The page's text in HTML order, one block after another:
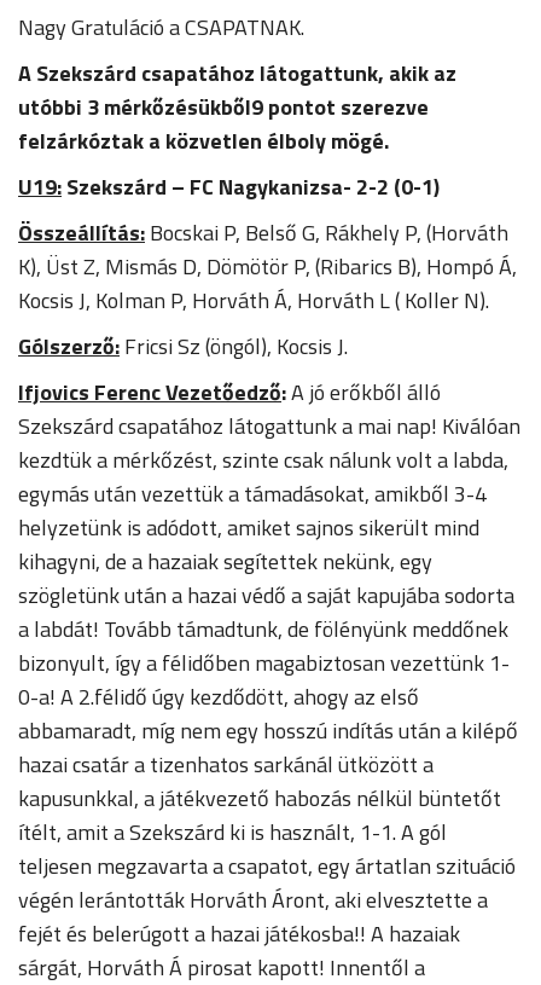
Nagy Gratuláció a CSAPATNAK.
A Szekszárd csapatához látogattunk, akik az
utóbbi 3 mérkőzésükből9 pontot szerezve
felzárkóztak a közvetlen élboly mögé.
U19:Szekszárd – FC Nagykanizsa- 2-2 (0-1)
Összeállítás:Bocskai P, Belső G, Rákhely P, (Horváth
K), Üst Z, Mismás D, Dömötör P, (Ribarics B), Hompó Á,
Kocsis J, Kolman P, Horváth Á, Horváth L ( Koller N).
Gólszerző:Fricsi Sz (öngól), Kocsis J.
Ifjovics Ferenc Vezetőedző:A jó erőkből álló
Szekszárd csapatához látogattunk a mai nap! Kiválóan
kezdtük a mérkőzést, szinte csak nálunk volt a labda,
egymás után vezettük a támadásokat, amikből 3-4
helyzetünk is adódott, amiket sajnos sikerült mind
kihagyni, de a hazaiak segítettek nekünk, egy
szögletünk után a hazai védő a saját kapujába sodorta
a labdát! Tovább támadtunk, de fölényünk meddőnek
bizonyult, így a félidőben magabiztosan vezettünk 1-
0-a! A 2.félidő úgy kezdődött, ahogy az első
abbamaradt, míg nem egy hosszú indítás után a kilépő
hazai csatár a tizenhatos sarkánál ütközött a
kapusunkkal, a játékvezető habozás nélkül büntetőt
ítélt, amit a Szekszárd ki is használt, 1-1. A gól
teljesen megzavarta a csapatot, egy ártatlan szituáció
végén lerántották Horváth Áront, aki elvesztette a
fejét és belerúgott a hazai játékosba!! A hazaiak
sárgát, Horváth Á pirosat kapott! Innentől a